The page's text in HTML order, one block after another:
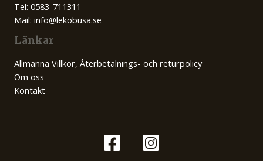
Tel: 0583-711311
Mail: info@lekobusa.se
Länkar
Allmänna Villkor, Återbetalnings- och returpolicy
Om oss
Kontakt